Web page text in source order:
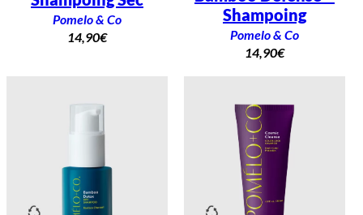
Pomelo & Co
14,90€
Shampoing
Pomelo & Co
14,90€